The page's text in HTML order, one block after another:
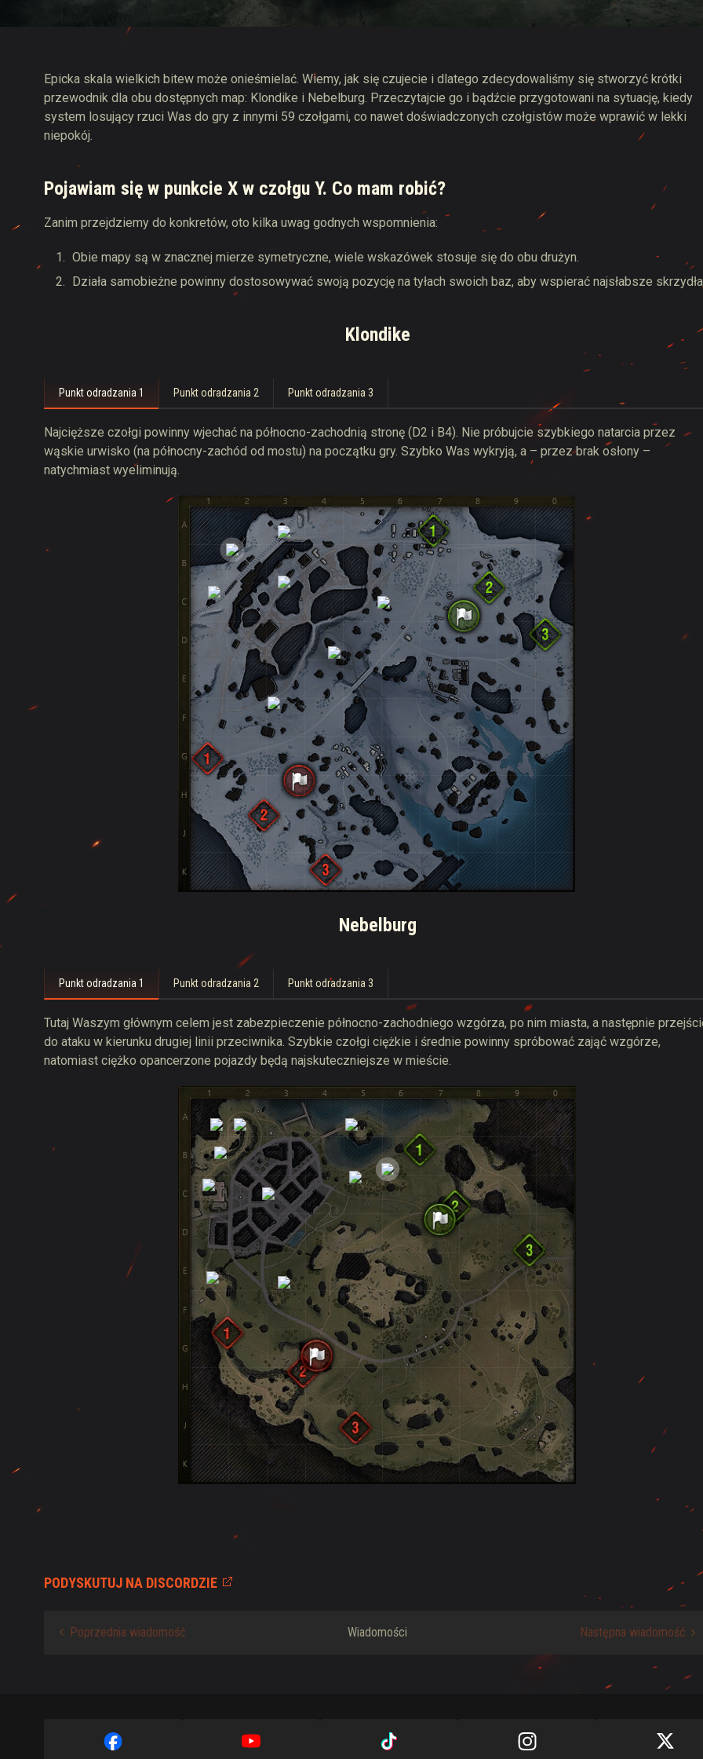
Epicka skala wielkich bitew może onieśmielać. Wiemy, jak się czujecie i dlatego zdecydowaliśmy się stworzyć krótki
przewodnik dla obu dostępnych map: Klondike i Nebelburg. Przeczytajcie go i bądźcie przygotowani na sytuację, kiedy
system losujący rzuci Was do gry z innymi 59 czołgami, co nawet doświadczonych czołgistów może wprawić w lekki
niepokój.
Pojawiam się w punkcie X w czołgu Y. Co mam robić?
Zanim przejdziemy do konkretów, oto kilka uwag godnych wspomnienia:
Obie mapy są w znacznej mierze symetryczne, wiele wskazówek stosuje się do obu drużyn.
Działa samobieżne powinny dostosowywać swoją pozycję na tyłach swoich baz, aby wspierać najsłabsze
Klondike
Punkt odradzania 1 Punkt odradzania 2 Punkt odradzania 3
Najcięższe czołgi powinny wjechać na północno-zachodnią stronę (D2 i B4). Nie próbujcie szybkiego natarcia przez
wąskie urwisko (na północny-zachód od mostu) na początku gry. Szybko Was wykryją, a – przez brak osłony –
natychmiast wyeliminują.
Nebelburg
Punkt odradzania 1 Punkt odradzania 2 Punkt odradzania 3
Tutaj Waszym głównym celem jest zabezpieczenie północno-zachodniego wzgórza, po nim miasta, a następnie
do ataku w kierunku drugiej linii przeciwnika. Szybkie czołgi ciężkie i średnie powinny spróbować zająć wzgórze,
natomiast ciężko opancerzone pojazdy będą najskuteczniejsze w mieście.
PODYSKUTUJ NA DISCORDZIE
Poprzednia wiadomość Wiadomości Następna wiadomość